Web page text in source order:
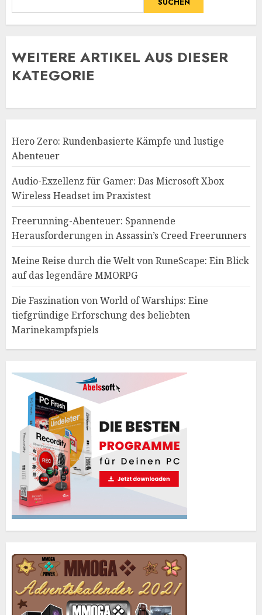
WEITERE ARTIKEL AUS DIESER
KATEGORIE
Hero Zero: Rundenbasierte Kämpfe und lustige
Abenteuer
Audio-Exzellenz für Gamer: Das Microsoft Xbox
Wireless Headset im Praxistest
Freerunning-Abenteuer: Spannende
Herausforderungen in Assassin’s Creed Freerunners
Meine Reise durch die Welt von RuneScape: Ein Blick
auf das legendäre MMORPG
Die Faszination von World of Warships: Eine
tiefgründige Erforschung des beliebten
Marinekampfspiels